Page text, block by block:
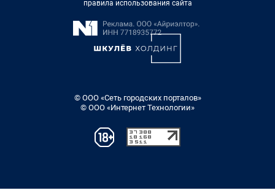
правила использования сайта
© ООО «Сеть городских порталов»
© ООО «Интернет Технологии»